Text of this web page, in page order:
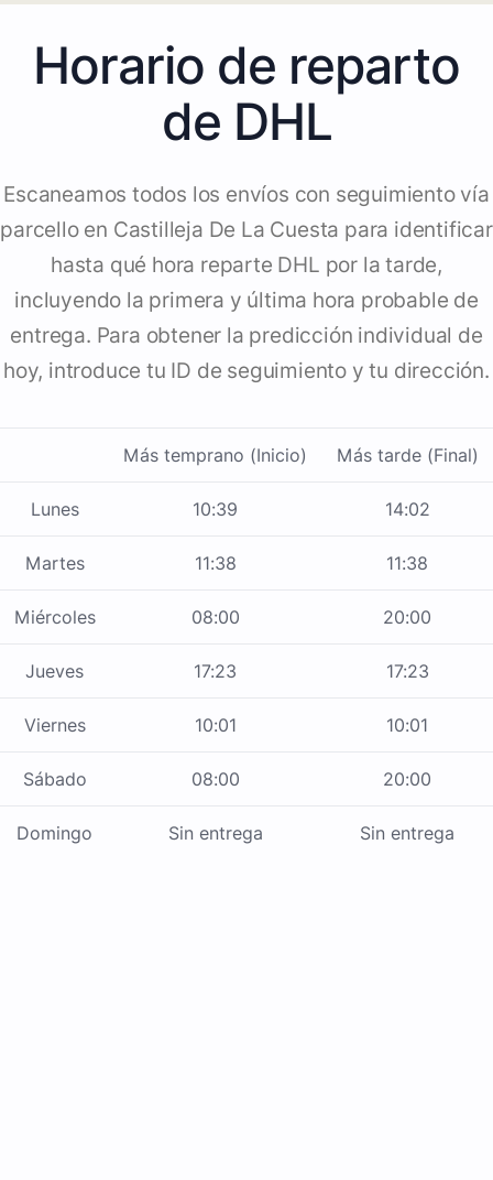
Horario de reparto
de DHL
Escaneamos todos los envíos con seguimiento vía
parcello en Castilleja De La Cuesta para identificar
hasta qué hora reparte DHL por la tarde,
incluyendo la primera y última hora probable de
entrega. Para obtener la predicción individual de
hoy, introduce tu ID de seguimiento y tu dirección.
Más temprano (Inicio) Más tarde (Final)
Lunes 10:39 14:02
Martes 11:38 11:38
Miércoles 08:00 20:00
Jueves 17:23 17:23
Viernes 10:01 10:01
Sábado 08:00 20:00
Domingo Sin entrega Sin entrega